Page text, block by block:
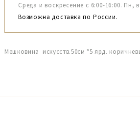
Среда и воскресение с 6:00-16:00. Пн,
Возможна доставка по России.
Мешковина искусств.50см *5 ярд.